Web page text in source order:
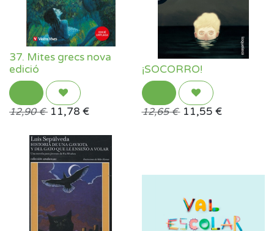
37. Mites grecs nova
edició
12,90€ 11,78 €
¡SOCORRO!
12,65€ 11,55 €